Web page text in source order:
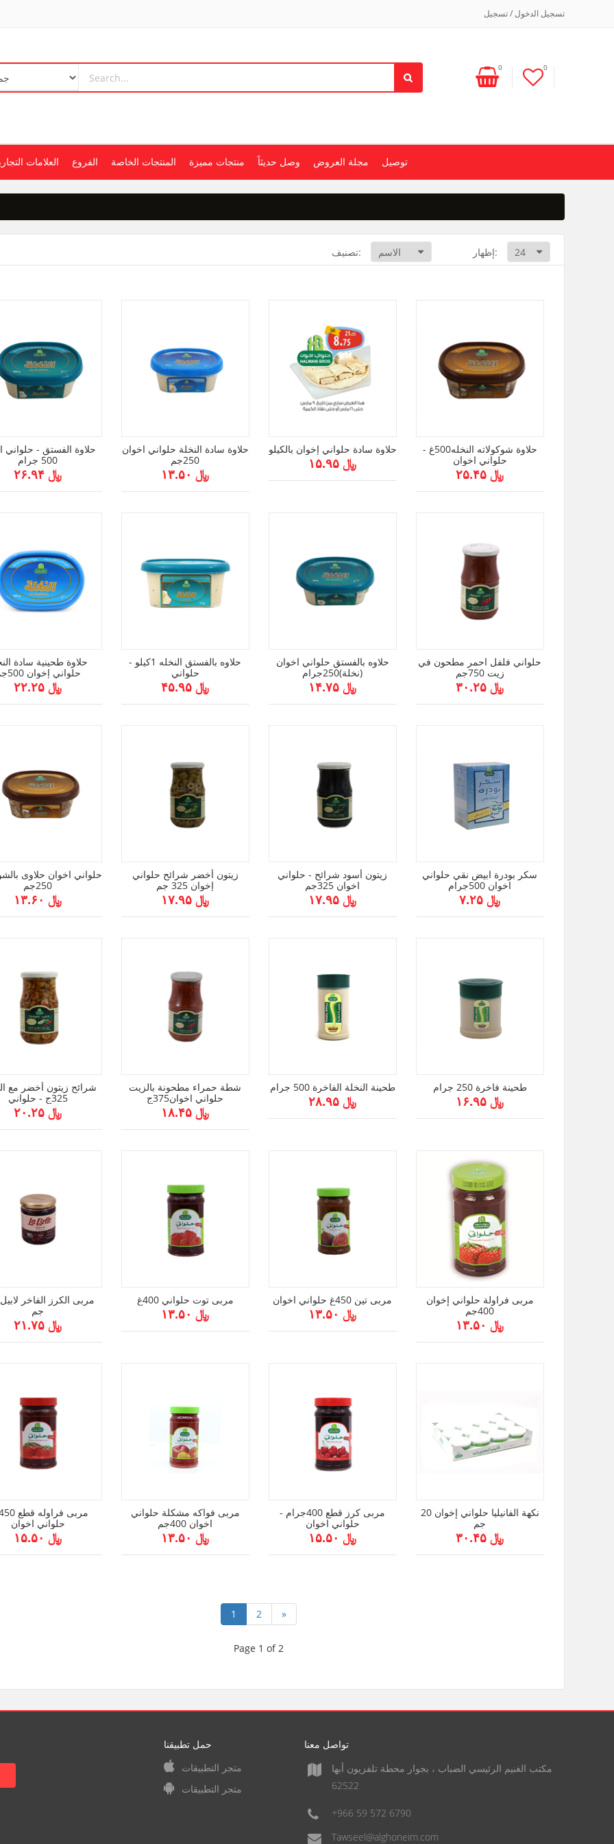
تسجيل الدخول / تسجيل
0 0
العلامات الفروع المنتجات الخاصة منتجات مميزة وصل حديثاً مجلة العروض توصيل
تصنيف: إظهار:
حلاوة الفستق - حلواني
500 جرام
﷼ ۲۶.۹۴
حلاوة سادة النخلة حلواني اخوان
250جم
﷼ ۱۳.۵۰
حلاوة سادة حلواني إخوان بالكيلو
﷼ ۱۵.۹۵
حلاوة شوكولاته النخله500غ -
حلواني اخوان
﷼ ۲۵.۴۵
حلاوة طحينية سادة
حلواني إخوان 500جم
﷼ ۲۲.۲۵
حلاوه بالفستق النخله 1كيلو -
حلواني
﷼ ۴۵.۹۵
حلاوه بالفستق حلواني اخوان
(نخلة)250جرام
﷼ ۱۴.۷۵
حلواني فلفل احمر مطحون في
زيت 750جم
﷼ ۳۰.۲۵
حلواني اخوان حلاوى
250جم
﷼ ۱۳.۶۰
زيتون أخضر شرائح حلواني
إخوان 325 جم
﷼ ۱۷.۹۵
زيتون أسود شرائح - حلواني
اخوان 325جم
﷼ ۱۷.۹۵
سكر بودرة ابيض نقي حلواني
اخوان 500جرام
﷼ ۷.۲۵
شرائح زيتون أخضر مع
325ج - حلواني
﷼ ۲۰.۲۵
شطة حمراء مطحونة بالزيت
حلواني اخوان375ج
﷼ ۱۸.۴۵
طحينة النخلة الفاخرة 500 جرام
﷼ ۲۸.۹۵
طحينة فاخرة 250 جرام
﷼ ۱۶.۹۵
جم
﷼ ۲۱.۷۵
مربى توت حلواني 400غ
﷼ ۱۳.۵۰
مربى تين 450غ حلواني اخوان
﷼ ۱۳.۵۰
مربى فراولة حلواني إخوان
400جم
﷼ ۱۳.۵۰
حلواني اخوان
﷼ ۱۵.۵۰
مربى فواكه مشكلة حلواني
اخوان 400جم
﷼ ۱۳.۵۰
مربى كرز قطع 400جرام -
حلواني اخوان
﷼ ۱۵.۵۰
نكهة الفانيليا حلواني إخوان 20
جم
﷼ ۳۰.۴۵
1 2 »
Page 1 of 2
حمل تطبيقنا
متجر التطبيقات
متجر التطبيقات
تواصل معنا
مكتب الغنيم الرئيسي الضباب ، بجوار محطة تلفزيون أبها
62522
+966 59 572 6790
Tawseel@alghoneim.com